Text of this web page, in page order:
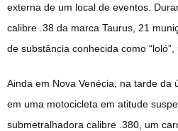
externa de um local de eventos.
calibre .38 da marca Taurus, 21
de substância conhecida como
Ainda em Nova Venécia, na tarde
em uma motocicleta em atitude
submetralhadora calibre .380, um